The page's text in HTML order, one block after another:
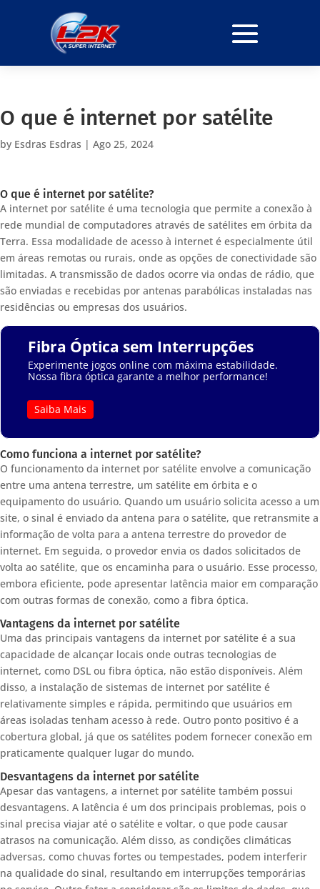
O que é internet por satélite
by Esdras Esdras | Ago 25, 2024
O que é internet por satélite?
A internet por satélite é uma tecnologia que permite a conexão à
rede mundial de computadores através de satélites em órbita da
Terra. Essa modalidade de acesso à internet é especialmente útil
em áreas remotas ou rurais, onde as opções de conectividade são
limitadas. A transmissão de dados ocorre via ondas de rádio, que
são enviadas e recebidas por antenas parabólicas instaladas nas
residências ou empresas dos usuários.
Fibra Óptica sem Interrupções
Experimente jogos online com máxima estabilidade.
Nossa fibra óptica garante a melhor performance!
Saiba Mais
Como funciona a internet por satélite?
O funcionamento da internet por satélite envolve a comunicação
entre uma antena terrestre, um satélite em órbita e o
equipamento do usuário. Quando um usuário solicita acesso a um
site, o sinal é enviado da antena para o satélite, que retransmite a
informação de volta para a antena terrestre do provedor de
internet. Em seguida, o provedor envia os dados solicitados de
volta ao satélite, que os encaminha para o usuário. Esse processo,
embora eficiente, pode apresentar latência maior em comparação
com outras formas de conexão, como a fibra óptica.
Vantagens da internet por satélite
Uma das principais vantagens da internet por satélite é a sua
capacidade de alcançar locais onde outras tecnologias de
internet, como DSL ou fibra óptica, não estão disponíveis. Além
disso, a instalação de sistemas de internet por satélite é
relativamente simples e rápida, permitindo que usuários em
áreas isoladas tenham acesso à rede. Outro ponto positivo é a
cobertura global, já que os satélites podem fornecer conexão em
praticamente qualquer lugar do mundo.
Desvantagens da internet por satélite
Apesar das vantagens, a internet por satélite também possui
desvantagens. A latência é um dos principais problemas, pois o
sinal precisa viajar até o satélite e voltar, o que pode causar
atrasos na comunicação. Além disso, as condições climáticas
adversas, como chuvas fortes ou tempestades, podem interferir
na qualidade do sinal, resultando em interrupções temporárias